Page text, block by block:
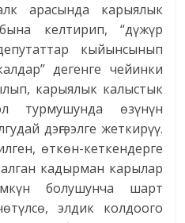
арасында карыялык
келтирип, “дүжүр
кыйынсынып
дегенге чейинки
карыялык калыстык
турмушунда өзүнүн
дэңгээлге жеткирүү.
өткөн-кеткендерге
кадырман карылар
болушунча шарт
элдик колдоого